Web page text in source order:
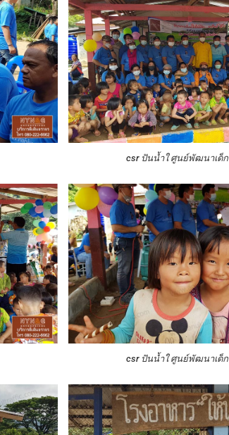
csr ปันน้ำใ ศูนย์พัฒนาเด็ก
csr ปันน้ำใ ศูนย์พัฒนาเด็ก